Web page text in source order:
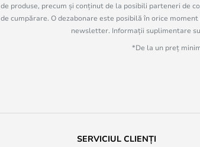
de produse, precum și conținut de la posibili parteneri de
de cumpărare. O dezabonare este posibilă în orice
newsletter. Informații suplimentare
*De la un preț
SERVICIUL CLIENȚI